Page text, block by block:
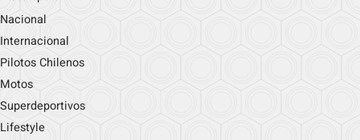
Nacional
Internacional
Pilotos Chilenos
Motos
Superdeportivos
Lifestyle